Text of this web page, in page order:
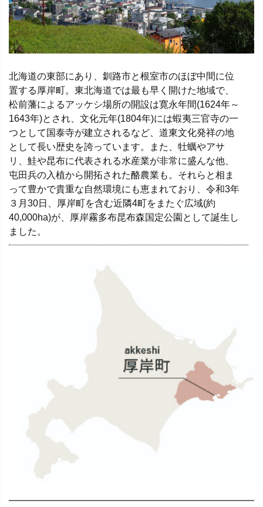
北海道の東部にあり、釧路市と根室市のほぼ中間に位
置する厚岸町。東北海道では最も早く開けた地域で、
松前藩によるアッケシ場所の開設は寛永年間(1624年～
1643年)とされ、文化元年(1804年)には蝦夷三官寺の一
つとして国泰寺が建立されるなど、道東文化発祥の地
として長い歴史を誇っています。また、牡蠣やアサ
リ、鮭や昆布に代表される水産業が非常に盛んな他、
屯田兵の入植から開拓された酪農業も。それらと相ま
って豊かで貴重な自然環境にも恵まれており、令和3年
３月30日、厚岸町を含む近隣4町をまたぐ広域(約
40,000ha)が、厚岸霧多布昆布森国定公園として誕生し
ました。